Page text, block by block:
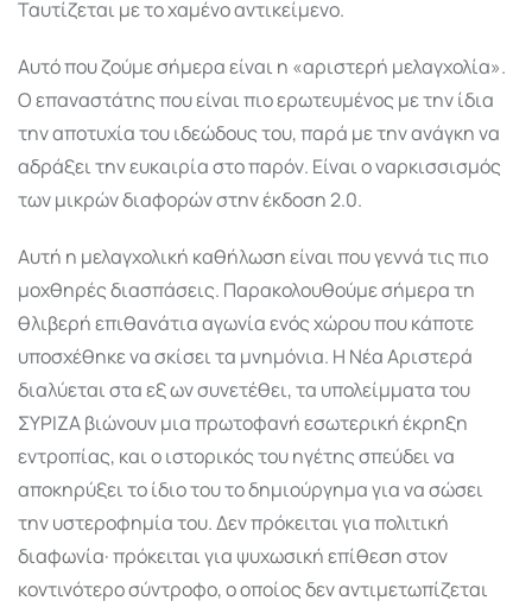
Ταυτίζεται με το χαμένο αντικείμενο.
Αυτό που ζούμε σήμερα είναι η «αριστερή μελαγχολία».
Ο επαναστάτης που είναι πιο ερωτευμένος με την ίδια
την αποτυχία του ιδεώδους του, παρά με την ανάγκη να
αδράξει την ευκαιρία στο παρόν. Είναι ο ναρκισσισμός
των μικρών διαφορών στην έκδοση 2.0.
Αυτή η μελαγχολική καθήλωση είναι που γεννά τις πιο
μοχθηρές διασπάσεις. Παρακολουθούμε σήμερα τη
θλιβερή επιθανάτια αγωνία ενός χώρου που κάποτε
υποσχέθηκε να σκίσει τα μνημόνια. Η Νέα Αριστερά
διαλύεται στα εξ ων συνετέθει, τα υπολείμματα του
ΣΥΡΙΖΑ βιώνουν μια πρωτοφανή εσωτερική έκρηξη
εντροπίας, και ο ιστορικός του ηγέτης σπεύδει να
αποκηρύξει το ίδιο του το δημιούργημα για να σώσει
την υστεροφημία του. Δεν πρόκειται για πολιτική
διαφωνία· πρόκειται για ψυχωσική επίθεση στον
κοντινότερο σύντροφο, ο οποίος δεν αντιμετωπίζεται